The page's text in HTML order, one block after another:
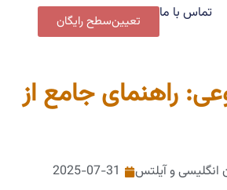
تماس با ما تعیین‌سطح رایگان
راهنمای جامع از
انگلیسی و آیلتس
2025-07-31